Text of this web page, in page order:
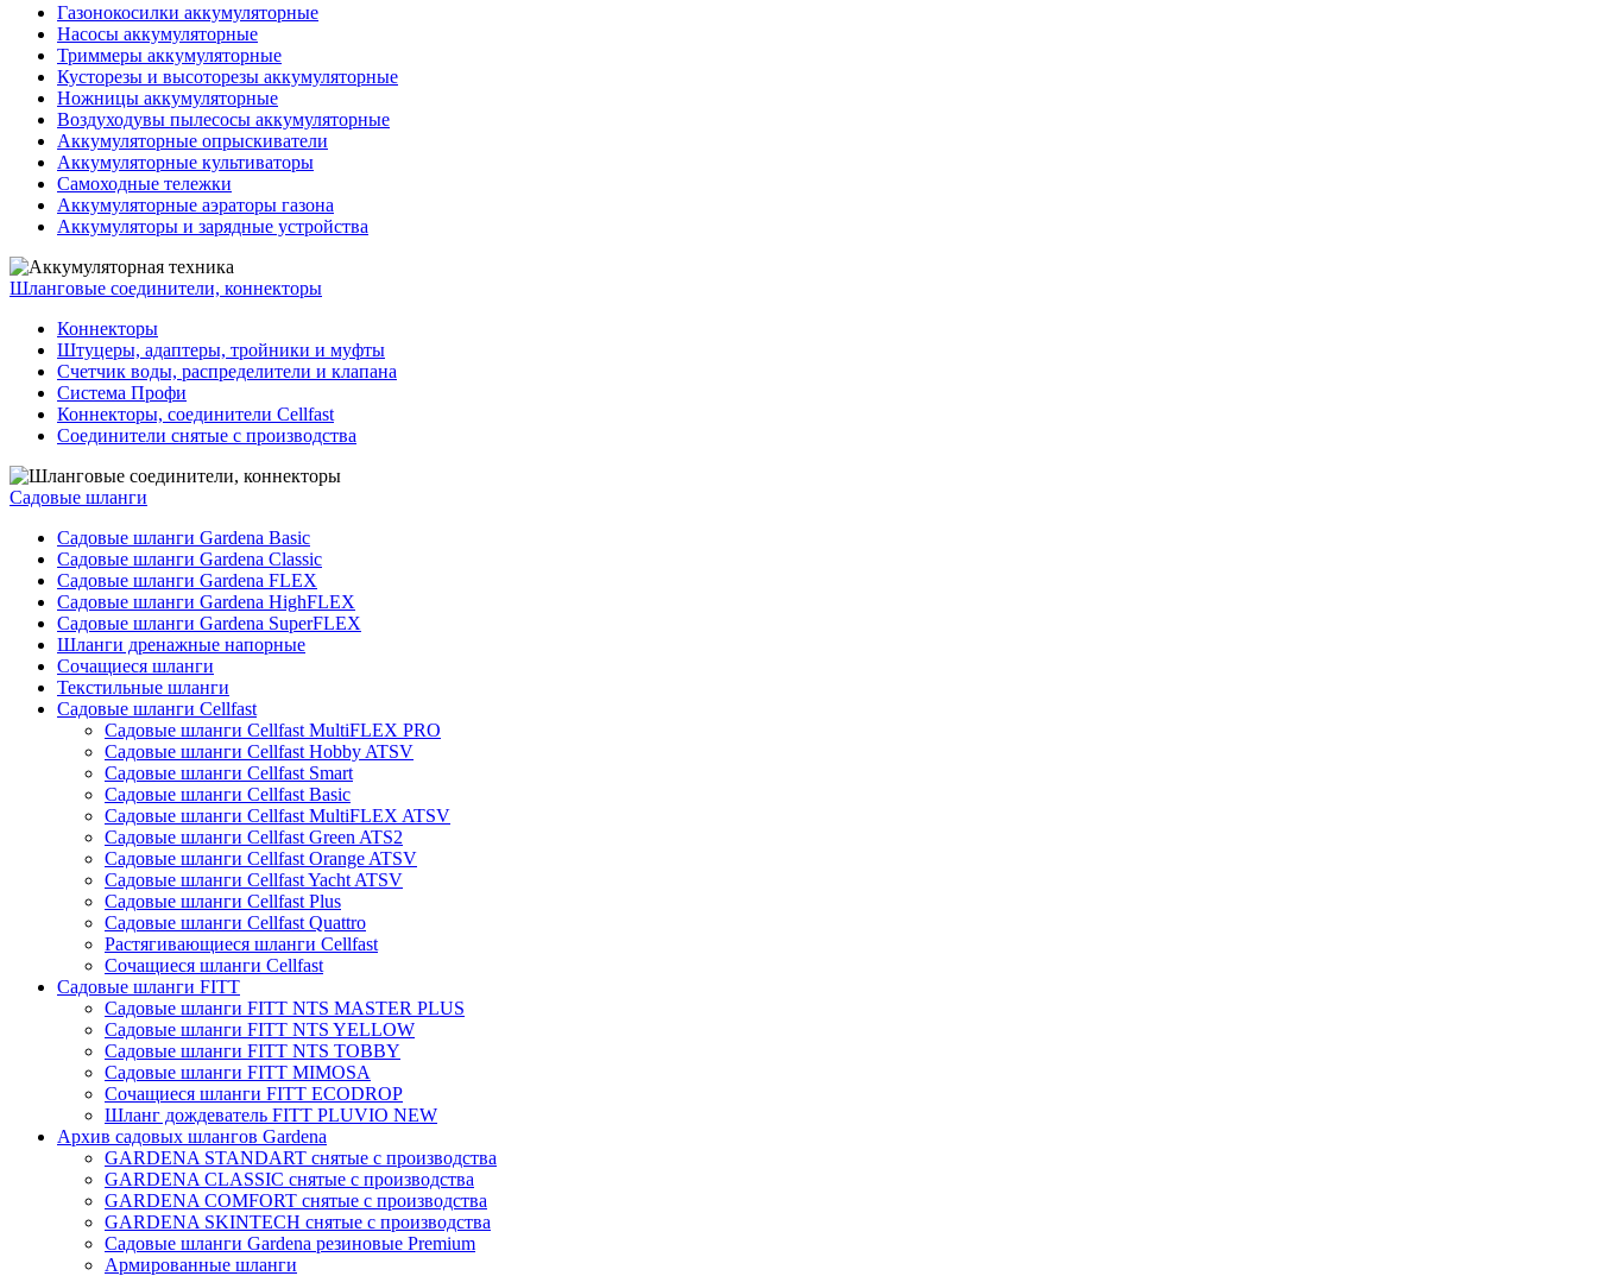
Газонокосилки аккумуляторные
Насосы аккумуляторные
Триммеры аккумуляторные
Кусторезы и высоторезы аккумуляторные
Ножницы аккумуляторные
Воздуходувы пылесосы аккумуляторные
Аккумуляторные опрыскиватели
Аккумуляторные культиваторы
Самоходные тележки
Аккумуляторные аэраторы газона
Аккумуляторы и зарядные устройства
Шланговые соединители, коннекторы
Коннекторы
Штуцеры, адаптеры, тройники и муфты
Счетчик воды, распределители и клапана
Система Профи
Коннекторы, соединители Cellfast
Соединители снятые с производства
Садовые шланги
Садовые шланги Gardena Basic
Садовые шланги Gardena Classic
Садовые шланги Gardena FLEX
Садовые шланги Gardena HighFLEX
Садовые шланги Gardena SuperFLEX
Шланги дренажные напорные
Сочащиеся шланги
Текстильные шланги
Садовые шланги Cellfast
Садовые шланги Cellfast MultiFLEX PRO
Садовые шланги Cellfast Hobby ATSV
Садовые шланги Cellfast Smart
Садовые шланги Cellfast Basic
Садовые шланги Cellfast MultiFLEX ATSV
Садовые шланги Cellfast Green ATS2
Садовые шланги Cellfast Orange ATSV
Садовые шланги Cellfast Yacht ATSV
Садовые шланги Cellfast Plus
Садовые шланги Cellfast Quattro
Растягивающиеся шланги Cellfast
Сочащиеся шланги Cellfast
Садовые шланги FITT
Садовые шланги FITT NTS MASTER PLUS
Садовые шланги FITT NTS YELLOW
Садовые шланги FITT NTS TOBBY
Садовые шланги FITT MIMOSA
Сочащиеся шланги FITT ECODROP
Шланг дождеватель FITT PLUVIO NEW
Архив садовых шлангов Gardena
GARDENA STANDART снятые с производства
GARDENA CLASSIC снятые с производства
GARDENA COMFORT снятые с производства
GARDENA SKINTECH снятые с производства
Садовые шланги Gardena резиновые Premium
Армированные шланги